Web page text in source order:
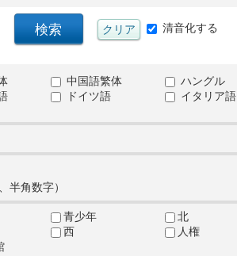
清音化する
中国語繁体 ハングル
ドイツ語 イタリア語
半角数字）
青少年 北
西 人権